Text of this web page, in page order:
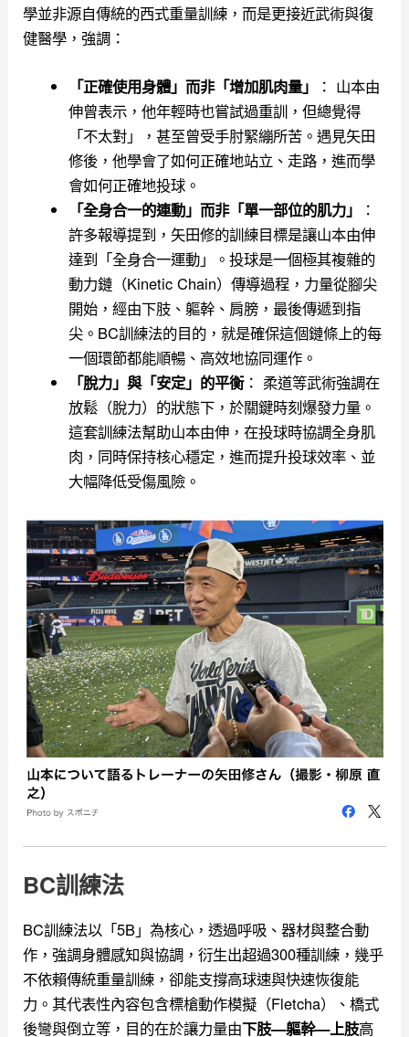
學並非源自傳統的西式重量訓練，而是更接近武術與復
健醫學，強調：
「正確使用身體」而非「增加肌肉量」
： 山本由
伸曾表示，他年輕時也嘗試過重訓，但總覺得
「不太對」，甚至曾受手肘緊繃所苦。遇見矢田
修後，他學會了如何正確地站立、走路，進而學
會如何正確地投球。
「全身合一的連動」而非「單一部位的肌力」
：
許多報導提到，矢田修的訓練目標是讓山本由伸
達到「全身合一運動」。投球是一個極其複雜的
動力鏈（Kinetic Chain）傳導過程，力量從腳尖
開始，經由下肢、軀幹、肩膀，最後傳遞到指
尖。BC訓練法的目的，就是確保這個鏈條上的每
一個環節都能順暢、高效地協同運作。
「脫力」與「安定」的平衡： 柔道等武術強調在
放鬆（脫力）的狀態下，於關鍵時刻爆發力量。
這套訓練法幫助山本由伸，在投球時協調全身肌
肉，同時保持核心穩定，進而提升投球效率、並
大幅降低受傷風險。
BC訓練法
BC訓練法以「5B」為核心，透過呼吸、器材與整合動
作，強調身體感知與協調，衍生出超過300種訓練，幾乎
不依賴傳統重量訓練，卻能支撐高球速與快速恢復能
力。其代表性內容包含標槍動作模擬（Fletcha）、橋式
後彎與倒立等，目的在於讓力量由下肢—軀幹—上肢高